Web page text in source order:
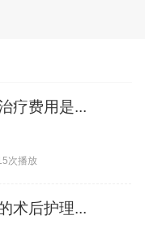
疗费用是...
次播放
术后护理...